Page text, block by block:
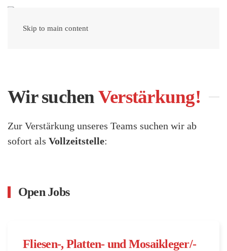
Skip to main content
Wir suchenVerstärkung!
Zur Verstärkung unseres Teams suchen wir ab
sofort als Vollzeitstelle:
Open Jobs
Fliesen-, Platten- und Mosaik­leger/-